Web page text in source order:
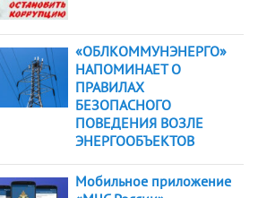
«ОБЛКОММУНЭНЕРГО»
НАПОМИНАЕТ О
ПРАВИЛАХ
БЕЗОПАСНОГО
ПОВЕДЕНИЯ ВОЗЛЕ
ЭНЕРГООБЪЕКТОВ
Мобильное приложение